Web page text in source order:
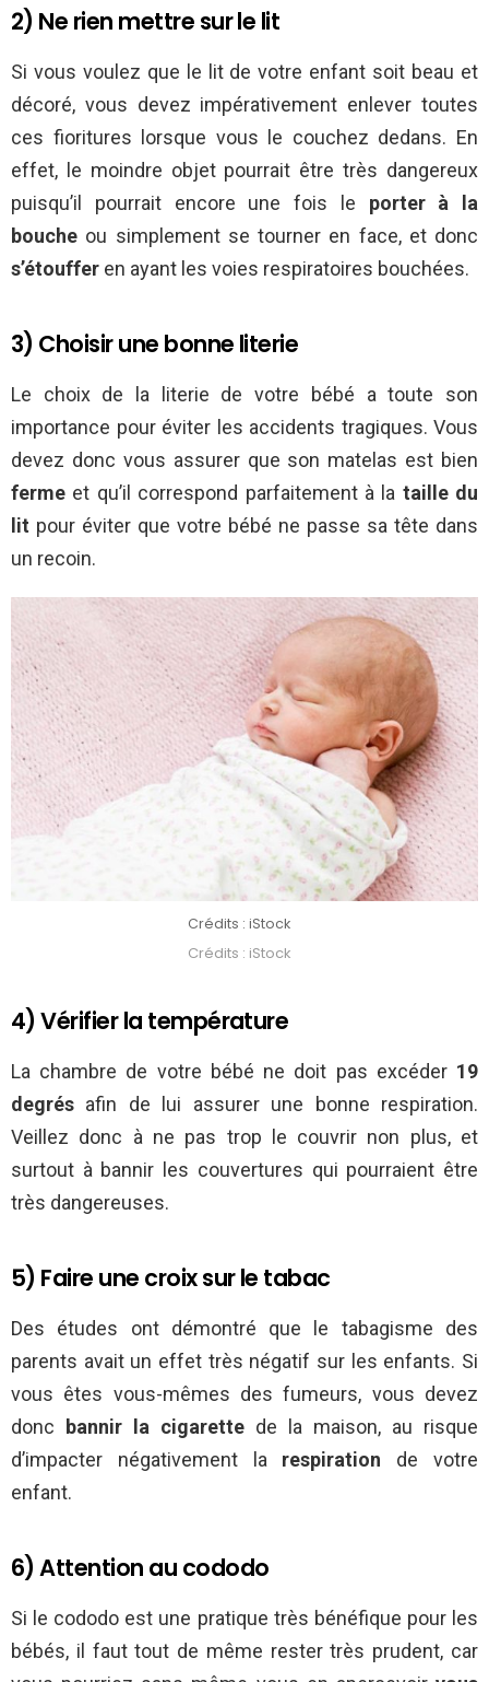
2) Ne rien mettre sur le lit
Si vous voulez que le lit de votre enfant soit beau et
décoré, vous devez impérativement enlever toutes
ces fioritures lorsque vous le couchez dedans. En
effet, le moindre objet pourrait être très dangereux
puisqu’il pourrait encore une fois le porter à la
bouche ou simplement se tourner en face, et donc
s’étouffer en ayant les voies respiratoires bouchées.
3) Choisir une bonne literie
Le choix de la literie de votre bébé a toute son
importance pour éviter les accidents tragiques. Vous
devez donc vous assurer que son matelas est bien
ferme et qu’il correspond parfaitement à la taille du
lit pour éviter que votre bébé ne passe sa tête dans
un recoin.
Crédits : iStock
Crédits : iStock
4) Vérifier la température
La chambre de votre bébé ne doit pas excéder19
degrés afin de lui assurer une bonne respiration.
Veillez donc à ne pas trop le couvrir non plus, et
surtout à bannir les couvertures qui pourraient être
très dangereuses.
5) Faire une croix sur le tabac
Des études ont démontré que le tabagisme des
parents avait un effet très négatif sur les enfants. Si
vous êtes vous-mêmes des fumeurs, vous devez
donc
bannir la cigarette de la maison, au risque
d’impacter négativement la respiration de votre
enfant.
6) Attention au cododo
Si le cododo est une pratique très bénéfique pour les
bébés, il faut tout de même rester très prudent, car